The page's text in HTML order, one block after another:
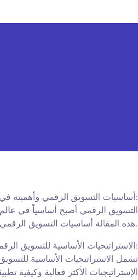
أساسيات التسويق الرقمي وأهميته في الأعمال:
التسويق الرقمي أصبح أساسياً في
هذه المقالة أساسيات التسويق الرقمي والأدوات المفيدة التي يمكن أن تساعد في تحقيق النجاح.
الاستراتيجيات الأساسية للتسويق الرقمي وكيفية تطبيقها:
تشمل الاستراتيجيات الأساسية
الإستراتيجيات الأكثر فعالية